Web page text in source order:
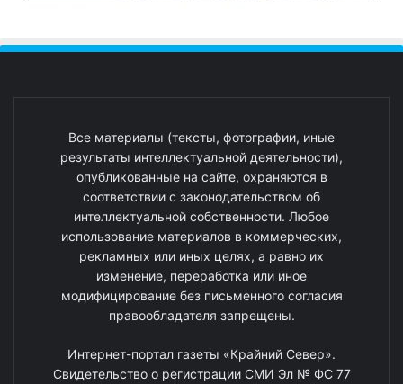
Все материалы (тексты, фотографии, иные
результаты интеллектуальной деятельности),
опубликованные на сайте, охраняются в
соответствии с законодательством об
интеллектуальной собственности. Любое
использование материалов в коммерческих,
рекламных или иных целях, а равно их
изменение, переработка или иное
модифицирование без письменного согласия
правообладателя запрещены.
Интернет-портал газеты «Крайний Север».
Свидетельство о регистрации СМИ Эл № ФС 77